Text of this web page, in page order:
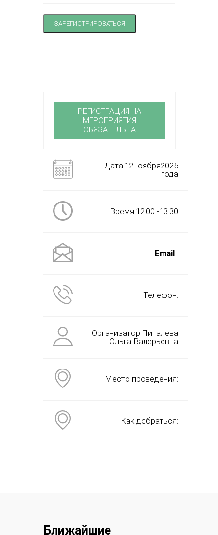
ЗАРЕГИСТРИРОВАТЬСЯ
РЕГИСТРАЦИЯ НА
МЕРОПРИЯТИЯ
ОБЯЗАТЕЛЬНА
Дата:12ноября2025
года
Время:12.00 -13.30
Email :
Телефон:
Организатор:Питалева
Ольга Валерьевна
Место проведения:
Как добраться:
Ближайшие